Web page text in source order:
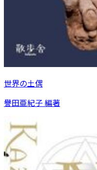
世界の土偶
譽田亜紀子 編著